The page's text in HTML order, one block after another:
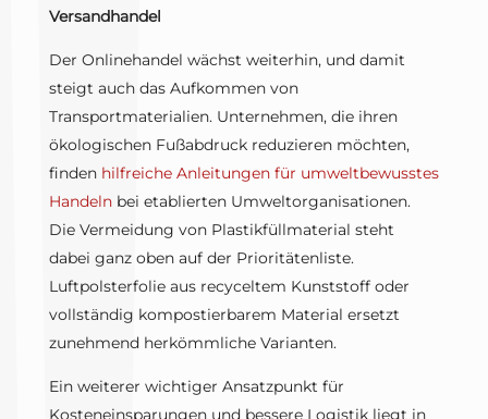
Versandhandel
Der Onlinehandel wächst weiterhin, und damit
steigt auch das Aufkommen von
Transportmaterialien. Unternehmen, die ihren
ökologischen Fußabdruck reduzieren möchten,
finden hilfreiche Anleitungen für umweltbewusstes
Handelnbei etablierten Umweltorganisationen.
Die Vermeidung von Plastikfüllmaterial steht
dabei ganz oben auf der Prioritätenliste.
Luftpolsterfolie aus recyceltem Kunststoff oder
vollständig kompostierbarem Material ersetzt
zunehmend herkömmliche Varianten.
Ein weiterer wichtiger Ansatzpunkt für
Kosteneinsparungen und bessere Logistik liegt in